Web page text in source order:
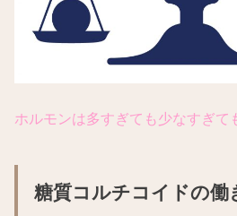
ホルモンは多すぎても少なすぎて
糖質コルチコイドの働